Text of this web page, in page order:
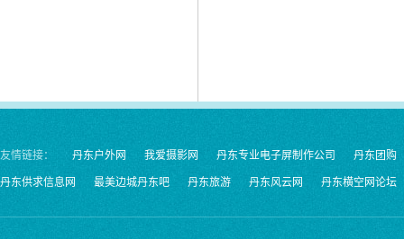
友情链接： 丹东户外网 我爱摄影网 丹东专业电子屏制作公司 丹东团购
丹东供求信息网 最美边城丹东吧 丹东旅游 丹东风云网 丹东横空网论坛